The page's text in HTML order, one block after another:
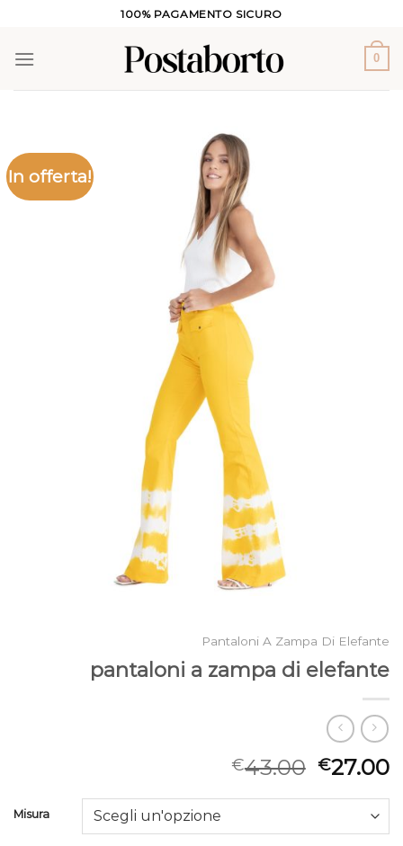
contenuti
100% PAGAMENTO SICURO
0
In offerta!
Pantaloni A Zampa Di Elefante
pantaloni a zampa di elefante
€43.00 €27.00
Misura